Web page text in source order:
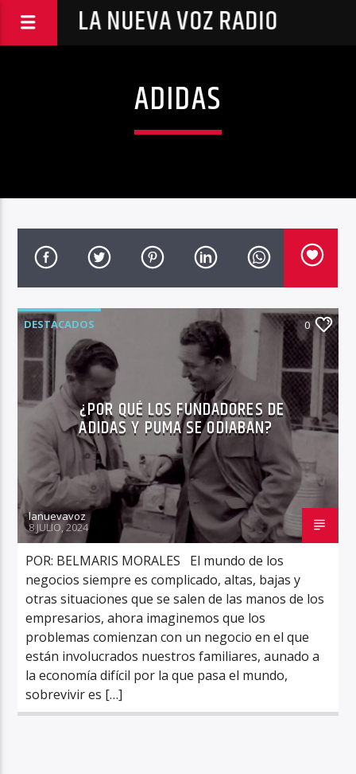
LA NUEVA VOZ RADIO
ADIDAS
DESTACADOS 0
¿POR QUÉ LOS FUNDADORES DE
ADIDAS Y PUMA SE ODIABAN?
lanuevavoz
8 JULIO, 2024
POR: BELMARIS MORALES El mundo de los
negocios siempre es complicado, altas, bajas y
otras situaciones que se salen de las manos de los
empresarios, ahora imaginemos que los
problemas comienzan con un negocio en el que
están involucrados nuestros familiares, aunado a
la economía difícil por la que pasa el mundo,
sobrevivir es […]